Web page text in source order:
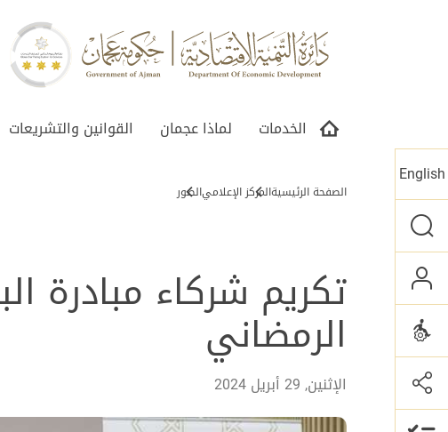
الخدمات لماذا عجمان القوانين والتشريعات
English
الصفحة الرئيسيةالمركز الإعلاميالصور
تكريم شركاء مبادرة
الرمضاني
الإثنين, 29 أبريل 2024